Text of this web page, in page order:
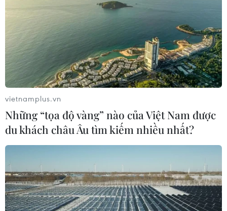
hoạch năm nay sụt giảm mạnh về giá bán.
vietnamplus.vn
Những “tọa độ vàng” nào của Việt Nam được
du khách châu Âu tìm kiếm nhiều nhất?